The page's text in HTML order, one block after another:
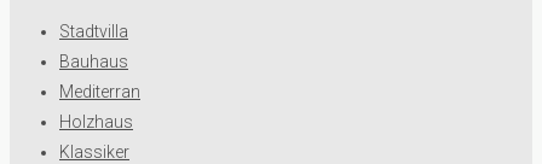
Stadtvilla
Bauhaus
Mediterran
Holzhaus
Klassiker